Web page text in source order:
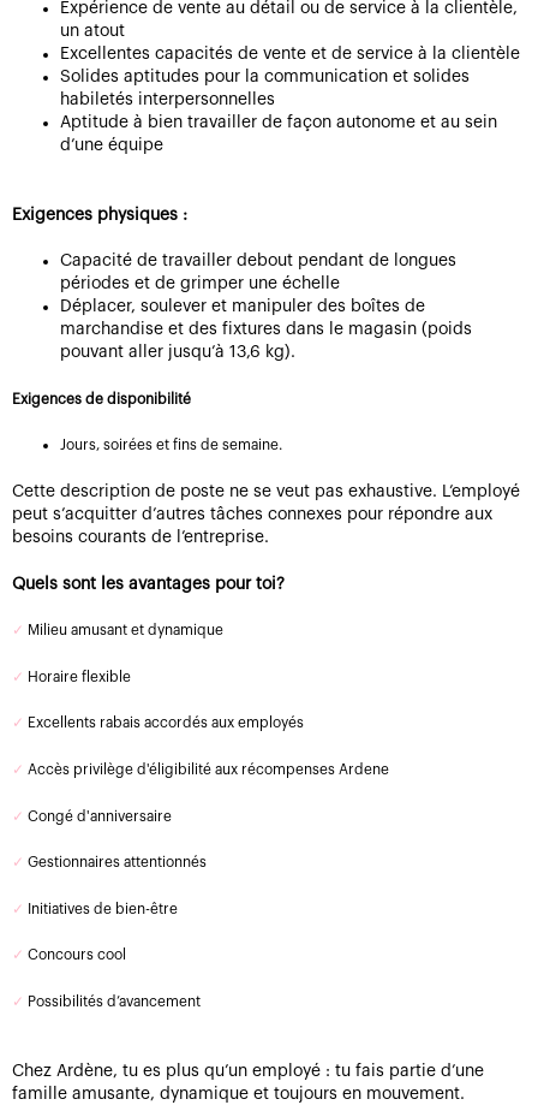
Expérience de vente au détail ou de service à la clientèle,
un atout
Excellentes capacités de vente et de service à la clientèle
Solides aptitudes pour la communication et solides
habiletés interpersonnelles
Aptitude à bien travailler de façon autonome et au sein
d’une équipe
Exigences physiques :
Capacité de travailler debout pendant de longues
périodes et de grimper une échelle
Déplacer, soulever et manipuler des boîtes de
marchandise et des fixtures dans le magasin (poids
pouvant aller jusqu’à 13,6 kg).
Exigences de disponibilité
Jours, soirées et fins de semaine.
Cette description de poste ne se veut pas exhaustive. L’employé
peut s’acquitter d’autres tâches connexes pour répondre aux
besoins courants de l’entreprise.
Quels sont les avantages pour toi?
✓ Milieu amusant et dynamique
✓ Horaire flexible
✓ Excellents rabais accordés aux employés
✓ Accès privilège d'éligibilité aux récompenses Ardene
✓ Congé d'anniversaire
✓ Gestionnaires attentionnés
✓ Initiatives de bien-être
✓ Concours cool
✓ Possibilités d’avancement
Chez Ardène, tu es plus qu’un employé : tu fais partie d’une
famille amusante, dynamique et toujours en mouvement.